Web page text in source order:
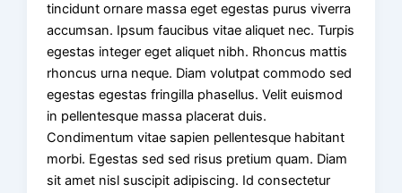
tincidunt ornare massa eget egestas purus viverra
accumsan. Ipsum faucibus vitae aliquet nec. Turpis
egestas integer eget aliquet nibh. Rhoncus mattis
rhoncus urna neque. Diam volutpat commodo sed
egestas egestas fringilla phasellus. Velit euismod
in pellentesque massa placerat duis.
Condimentum vitae sapien pellentesque habitant
morbi. Egestas sed sed risus pretium quam. Diam
sit amet nisl suscipit adipiscing. Id consectetur